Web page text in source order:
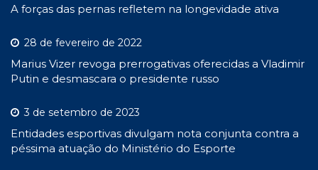
A forças das pernas refletem na longevidade ativa
28 de fevereiro de 2022
Marius Vizer revoga prerrogativas oferecidas a Vladimir
Putin e desmascara o presidente russo
3 de setembro de 2023
Entidades esportivas divulgam nota conjunta contra a
péssima atuação do Ministério do Esporte